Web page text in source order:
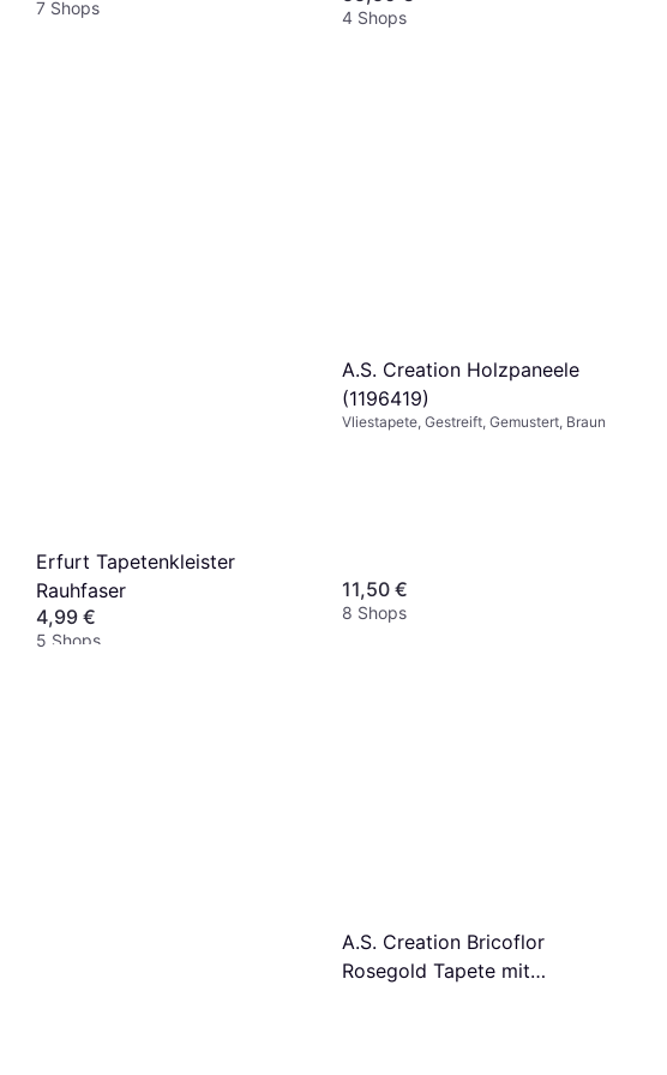
7 Shops 4 Shops
Erfurt Tapetenkleister
Rauhfaser
4,99 €
5 Shops
A.S. Creation Holzpaneele
(1196419)
Vliestapete, Gestreift, Gemustert, Braun
11,50 €
8 Shops
A.S. Creation Bricoflor
Rosegold Tapete mit